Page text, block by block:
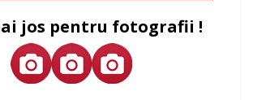
jos pentru fotografii !